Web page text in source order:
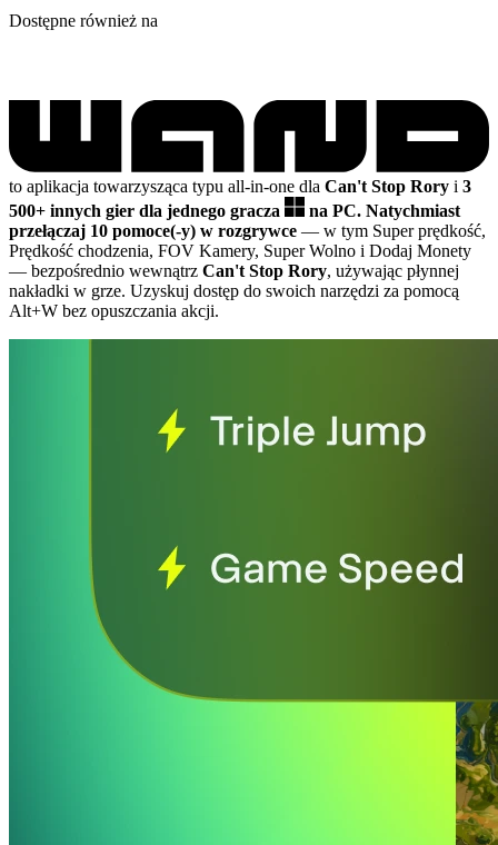
Dostępne również na
to aplikacja towarzysząca typu all-in-one dla Can't Stop Rory i 3
500+ innych gier dla jednego gracza
na PC. Natychmiast
przełączaj 10 pomoce(-y) w rozgrywce — w tym Super prędkość,
Prędkość chodzenia, FOV Kamery, Super Wolno i Dodaj Monety
— bezpośrednio wewnątrz Can't Stop Rory, używając płynnej
nakładki w grze. Uzyskuj dostęp do swoich narzędzi za pomocą
Alt+W bez opuszczania akcji.